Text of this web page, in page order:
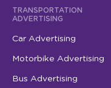
TRANSPORTATION
ADVERTISING
Car Advertising
Motorbike Advertising
Bus Advertising